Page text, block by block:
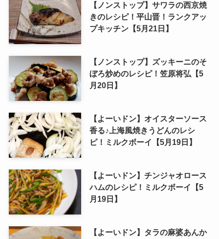
【ノンストップ】サワラの西京焼
きのレシピ！平山晋！ランクアッ
プキッチン【5月21日】
【ノンストップ】ズッキーニのそ
ぼろ炒めのレシピ！笠原将弘【5
月20日】
【よーいドン】オイスターソース
香る♪上海風焼きうどんのレシ
ピ！ミルクボーイ【5月19日】
【よーいドン】チンジャオロース
ハムのレシピ！ミルクボーイ【5
月19日】
【よーいドン】タラの麻婆あんか